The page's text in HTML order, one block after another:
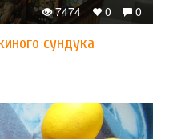
0
0
7474
сундука